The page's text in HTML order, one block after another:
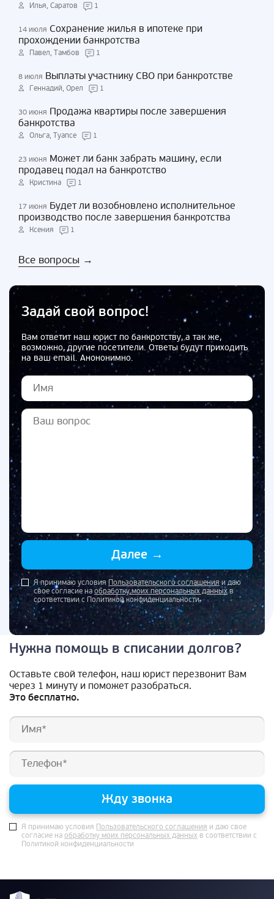
Илья, Саратов 1
14 июля Сохранение жилья в ипотеке при
прохождении банкротства
Павел, Тамбов 1
8 июля Выплаты участнику СВО при банкротстве
Геннадий, Орел 1
30 июня Продажа квартиры после завершения
банкротства
Ольга, Туапсе 1
23 июня Может ли банк забрать машину, если
продавец подал на банкротство
Кристина 1
17 июня Будет ли возобновлено исполнительное
производство после завершения банкротства
Ксения 1
Все вопросы →
Задай свой вопрос!
Вам ответит наш юрист по банкротству, а так же,
возможно, другие посетители. Ответы будут приходить
на ваш email. Анононимно.
Далее →
Я принимаю условия Пользовательского соглашенияи даю
свое согласие на обработку моих персональных данныхв
соответствии с Политикой конфиденциальности
Нужна помощь в списании долгов?
Оставьте свой телефон, наш юрист перезвонит Вам
через 1 минуту и поможет разобраться.
Это бесплатно.
Жду звонка
Я принимаю условия Пользовательского соглашения и даю свое
согласие на обработку моих персональных данных в соответствии с
Политикой конфиденциальности